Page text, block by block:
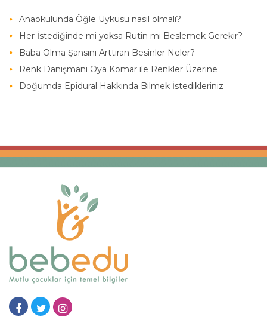
Anaokulunda Öğle Uykusu nasıl olmalı?
Her İstediğinde mi yoksa Rutin mi Beslemek Gerekir?
Baba Olma Şansını Arttıran Besinler Neler?
Renk Danışmanı Oya Komar ile Renkler Üzerine
Doğumda Epidural Hakkında Bilmek İstedikleriniz